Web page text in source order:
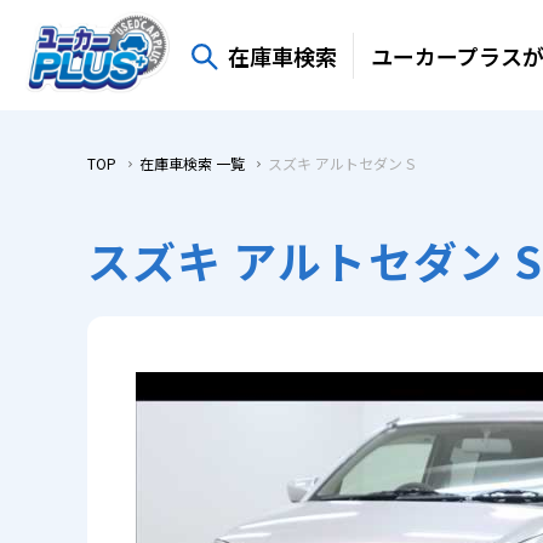
在庫車検索 ユーカープラス
TOP 在庫車検索 一覧 スズキ アルトセダン S
スズキ アルトセダン S